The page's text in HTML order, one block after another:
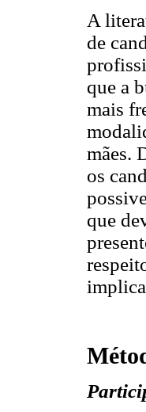
A
de
que a
mais
mães.
os
que